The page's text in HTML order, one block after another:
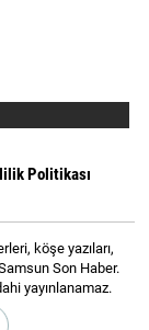
Politikası
köşe yazıları,
Son Haber.
yayınlanamaz.